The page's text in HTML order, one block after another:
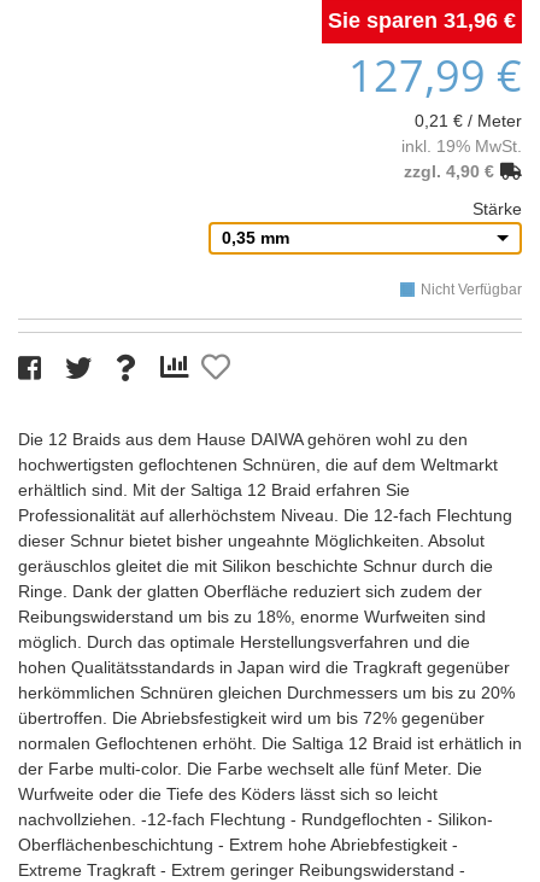
31,96 €
127,99 €
0,21 € / Meter
inkl. 19% MwSt.
zzgl. 4,90 €
Stärke
0,35 mm
Nicht Verfügbar
Die 12 Braids aus dem Hause DAIWA gehören wohl zu den
hochwertigsten geflochtenen Schnüren, die auf dem Weltmarkt
erhältlich sind. Mit der Saltiga 12 Braid erfahren Sie
Professionalität auf allerhöchstem Niveau. Die 12-fach Flechtung
dieser Schnur bietet bisher ungeahnte Möglichkeiten. Absolut
geräuschlos gleitet die mit Silikon beschichte Schnur durch die
Ringe. Dank der glatten Oberfläche reduziert sich zudem der
Reibungswiderstand um bis zu 18%, enorme Wurfweiten sind
möglich. Durch das optimale Herstellungsverfahren und die
hohen Qualitätsstandards in Japan wird die Tragkraft gegenüber
herkömmlichen Schnüren gleichen Durchmessers um bis zu 20%
übertroffen. Die Abriebsfestigkeit wird um bis 72% gegenüber
normalen Geflochtenen erhöht. Die Saltiga 12 Braid ist erhätlich in
der Farbe multi-color. Die Farbe wechselt alle fünf Meter. Die
Wurfweite oder die Tiefe des Köders lässt sich so leicht
nachvollziehen. -12-fach Flechtung - Rundgeflochten - Silikon-
Oberflächenbeschichtung - Extrem hohe Abriebfestigkeit -
Extreme Tragkraft - Extrem geringer Reibungswiderstand -